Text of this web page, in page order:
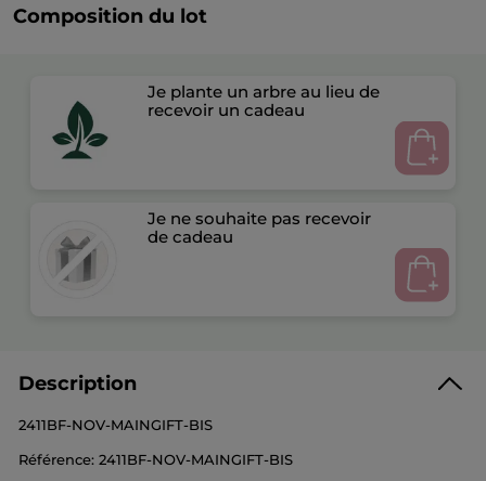
Composition du lot
Je plante un arbre au lieu de
recevoir un cadeau
Je ne souhaite pas recevoir
de cadeau
Description
2411BF-NOV-MAINGIFT-BIS
Référence: 2411BF-NOV-MAINGIFT-BIS